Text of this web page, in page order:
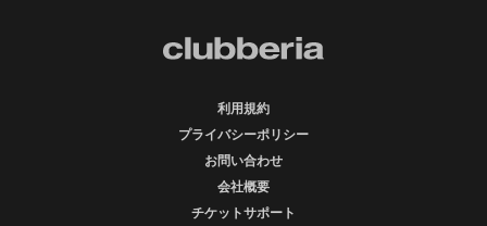
利用規約
プライバシーポリシー
お問い合わせ
会社概要
チケットサポート